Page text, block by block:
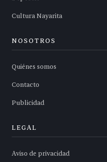
Cultura Nayarita
NOSOTROS
Quiénes somos
Contacto
Publicidad
LEGAL
Aviso de privacidad